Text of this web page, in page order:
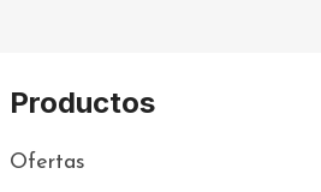
Productos
Ofertas